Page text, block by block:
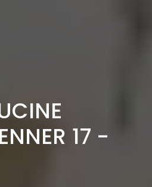
17 -